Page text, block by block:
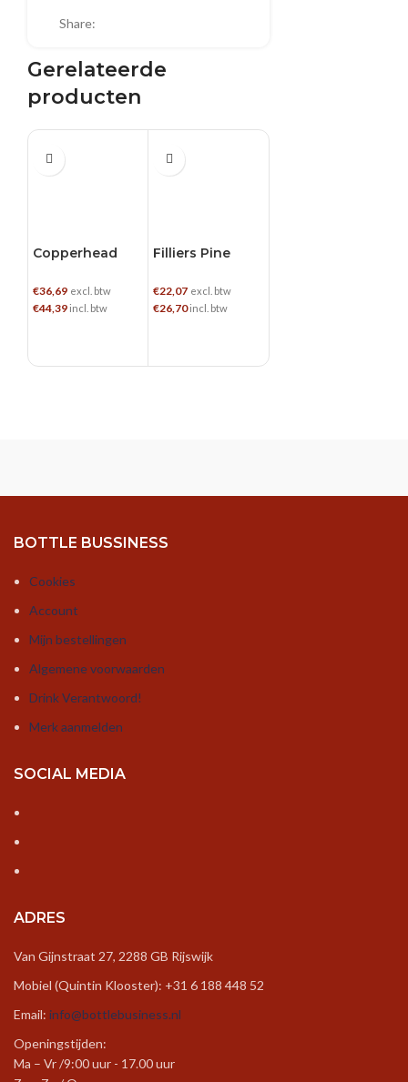
Share:
Gerelateerde
producten
0.5 L
Copperhead
€36,69 excl. btw
€44,39 incl. btw
0.5 L
Filliers Pine
€22,07 excl. btw
€26,70incl. btw
BOTTLE BUSSINESS
Cookies
Account
Mijn bestellingen
Algemene voorwaarden
Drink Verantwoord!
Merk aanmelden
SOCIAL MEDIA
ADRES
Van Gijnstraat 27, 2288 GB Rijswijk
Mobiel (Quintin Klooster): +31 6 188 448 52
Email: info@bottlebusiness.nl
Openingstijden:
Ma – Vr /9:00 uur - 17.00 uur